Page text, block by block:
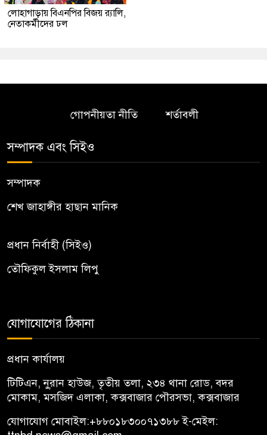
লোহাগাড়ায় বিএনপির বিজয় র‍্যালি,
নেতাকর্মীদের ঢল
গোপনীয়তা নীতি শর্তাবলী
সম্পাদক এবং সিইও
সম্পাদক
শেখ জাহাঙ্গীর হাছান মানিক
প্রধান নির্বাহী (সিইও)
তৌফিকুল ইসলাম লিপু
যোগাযোগের ঠিকানা
প্রধান কার্যালয়
টিটিএন, নু্রান হাউজ, তৃতীয় তলা, ২৩৪ থানা রোড, বদর
মোকাম, মসজিদ এলাকা, কক্সবাজার পৌরসভা, কক্সবাজার
যোগাযোগ মোবাইল:+৮৮০১৮৩০০৭১৩৮৮ই-মেইল: